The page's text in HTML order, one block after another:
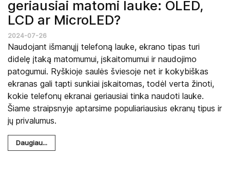
geriausiai matomi lauke: OLED,
LCD ar MicroLED?
2024-07-26
Naudojant išmanųjį telefoną lauke, ekrano tipas turi
didelę įtaką matomumui, įskaitomumui ir naudojimo
patogumui. Ryškioje saulės šviesoje net ir kokybiškas
ekranas gali tapti sunkiai įskaitomas, todėl verta žinoti,
kokie telefonų ekranai geriausiai tinka naudoti lauke.
Šiame straipsnyje aptarsime populiariausius ekranų tipus ir
jų privalumus.
Daugiau...